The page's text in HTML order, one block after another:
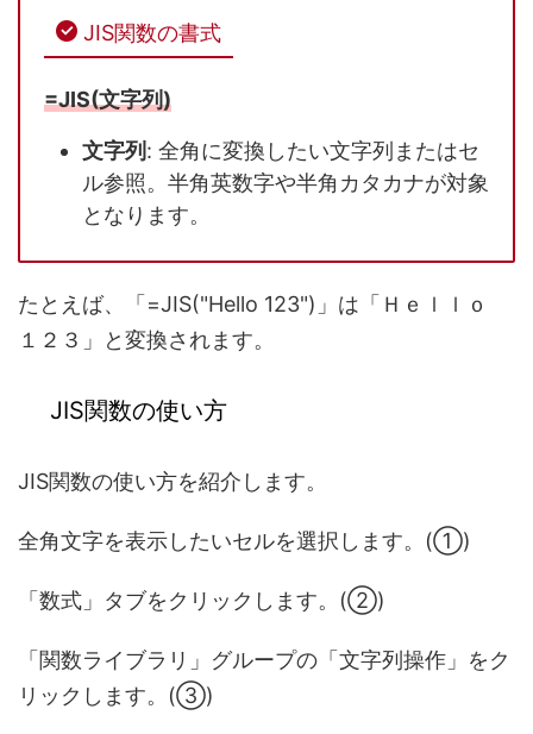
JIS関数の書式
=JIS(文字列)
文字列 : 全角に変換したい文字列またはセ
ル参照。半角英数字や半角カタカナが対象
となります。
たとえば、「=JIS("Hello 123")」は「Ｈｅｌｌｏ
１２３」と変換されます。
JIS関数の使い方
JIS関数の使い方を紹介します。
全角文字を表示したいセルを選択します。(①)
「数式」タブをクリックします。(②)
「関数ライブラリ」グループの「文字列操作」をク
リックします。(③)